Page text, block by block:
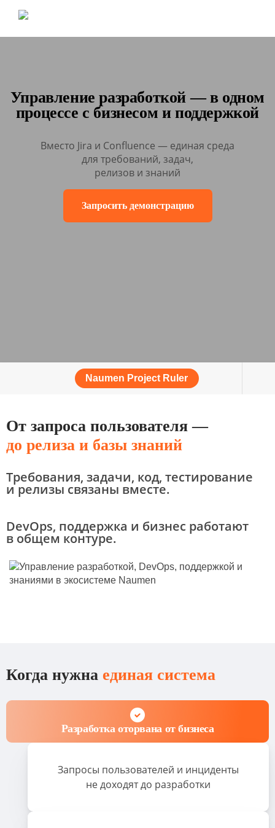
Управление разработкой — в одном
процессе с бизнесом и поддержкой
Вместо Jira и Confluence — единая среда
для требований, задач,
релизов и знаний
Запросить демонстрацию
Naumen Project Ruler
От запроса пользователя —
до релиза и базы знаний
Требования, задачи, код, тестирование
и релизы связаны вместе.
DevOps, поддержка и бизнес работают
в общем контуре.
Когда нужна единая система
Разработка оторвана от бизнеса
Запросы пользователей и инциденты
не доходят до разработки